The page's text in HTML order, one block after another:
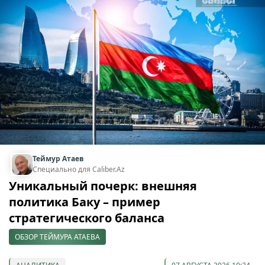
Теймур Атаев
Специально для Caliber.Az
Уникальный почерк: внешняя
политика Баку – пример
стратегического баланса
ОБЗОР ТЕЙМУРА АТАЕВА